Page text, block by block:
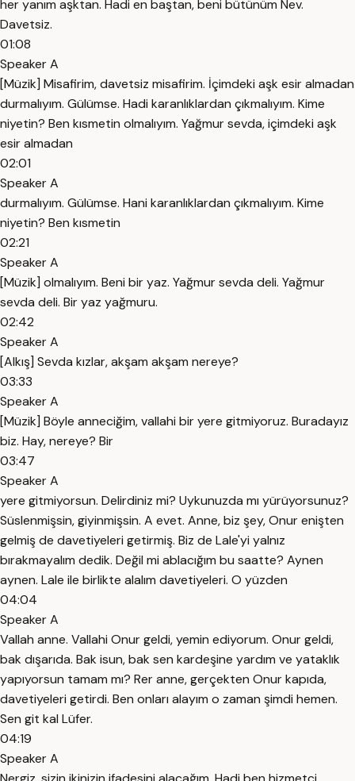
her yanım aşktan. Hadi en baştan, beni bütünüm Nev.
Davetsiz.
01:08
Speaker A
[Müzik] Misafirim, davetsiz misafirim. İçimdeki aşk esir almadan
durmalıyım. Gülümse. Hadi karanlıklardan çıkmalıyım. Kime
niyetin? Ben kısmetin olmalıyım. Yağmur sevda, içimdeki aşk
esir almadan
02:01
Speaker A
durmalıyım. Gülümse. Hani karanlıklardan çıkmalıyım. Kime
niyetin? Ben kısmetin
02:21
Speaker A
[Müzik] olmalıyım. Beni bir yaz. Yağmur sevda deli. Yağmur
sevda deli. Bir yaz yağmuru.
02:42
Speaker A
[Alkış] Sevda kızlar, akşam akşam nereye?
03:33
Speaker A
[Müzik] Böyle anneciğim, vallahi bir yere gitmiyoruz. Buradayız
biz. Hay, nereye? Bir
03:47
Speaker A
yere gitmiyorsun. Delirdiniz mi? Uykunuzda mı yürüyorsunuz?
Süslenmişsin, giyinmişsin. A evet. Anne, biz şey, Onur enişten
gelmiş de davetiyeleri getirmiş. Biz de Lale'yi yalnız
bırakmayalım dedik. Değil mi ablacığım bu saatte? Aynen
aynen. Lale ile birlikte alalım davetiyeleri. O yüzden
04:04
Speaker A
Vallah anne. Vallahi Onur geldi, yemin ediyorum. Onur geldi,
bak dışarıda. Bak isun, bak sen kardeşine yardım ve yataklık
yapıyorsun tamam mı? Rer anne, gerçekten Onur kapıda,
davetiyeleri getirdi. Ben onları alayım o zaman şimdi hemen.
Sen git kal Lüfer.
04:19
Speaker A